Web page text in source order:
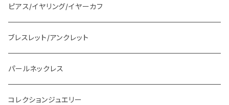
ピアス/イヤリング/イヤーカフ
ブレスレット/アンクレット
パールネックレス
コレクションジュエリー